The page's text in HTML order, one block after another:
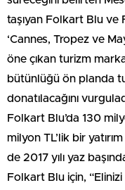
taşıyan Folkart Blu ve
‘Cannes, Tropez ve
öne çıkan turizm
bütünlüğü ön planda
donatılacağını
Folkart Blu’da 130
milyon TL’lik bir
de 2017 yılı yaz
Folkart Blu için, “Elinizi